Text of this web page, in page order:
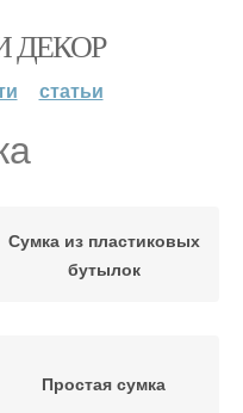
ДЕКОР
статьи
Сумка из пластиковых
бутылок
Простая сумка